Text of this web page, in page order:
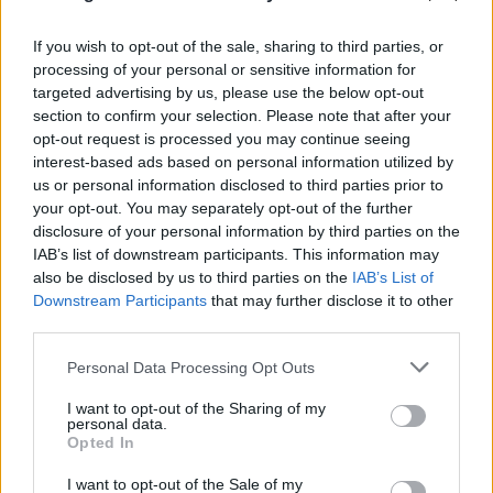
If you wish to opt-out of the sale, sharing to third parties, or
processing of your personal or sensitive information for
targeted advertising by us, please use the below opt-out
section to confirm your selection. Please note that after your
opt-out request is processed you may continue seeing
interest-based ads based on personal information utilized by
us or personal information disclosed to third parties prior to
your opt-out. You may separately opt-out of the further
disclosure of your personal information by third parties on the
IAB’s list of downstream participants. This information may
also be disclosed by us to third parties on the IAB’s List of
Downstream Participants that may further disclose it to other
Please note that this website/app uses one or more Google
not limited to your visit or usage behaviour. You may click to
grant or deny consent to Google and its third-party tags to
use your data for below specified purposes in below Google
consent section.
Personal Data Processing Opt Outs
I want to opt-out of the Sharing of my
personal data.
Opted In
I want to opt-out of the Sale of my
07.08.2026
Γιατί δεν πέφτουν και πότε μπορεί να έρθει
αποκλιμάκωση
07.08.2026